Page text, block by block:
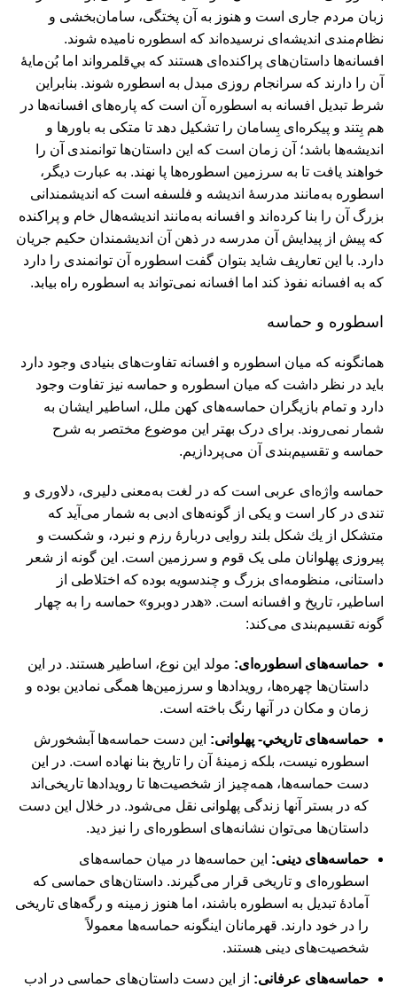
زبان مردم جاری است و هنوز به آن پختگی، سامان‌بخشی و
نظام‌مندی انديشه‌ای نرسيده‌اند كه اسطوره ناميده شوند.
افسانه‌ها داستان‌های پراكنده‌ای هستند كه بي‌قلمرو‌اند اما بُن‌مايۀ
آن را دارند كه سرانجام روزی مبدل به اسطوره شوند. بنابراين
شرط تبديل افسانه به اسطوره آن است كه پاره‌های افسانه‌ها در
هم بِتند و پيكره‌ای بِسامان را تشكيل دهد تا متكی به باورها و
انديشه‌ها باشد؛ آن زمان است كه اين داستان‌ها توانمندی آن را
خواهند يافت تا به سرزمين اسطوره‌ها پا نهند. به عبارت ديگر،
اسطوره به‌مانند مدرسۀ انديشه و فلسفه است كه انديشمندانی
بزرگ آن را بنا كرده‌اند و افسانه به‌مانند انديشه‌هال خام و پراكنده
كه پيش از پيدايش آن مدرسه در ذهن آن انديشمندان حكيم جريان
دارد. با اين تعاريف شايد بتوان گفت اسطوره آن توانمندی را دارد
كه به افسانه نفوذ كند اما افسانه نمی‌تواند به اسطوره راه بيابد.
اسطوره و حماسه
همانگونه كه ميان اسطوره و افسانه تفاوت‌های بنيادی وجود دارد
بايد در نظر داشت كه ميان اسطوره و حماسه نیز تفاوت وجود
دارد و تمام بازيگران حماسه‌های كهن ملل، اساطير ايشان به
شمار نمی‌روند. برای درک بهتر اين موضوع مختصر به شرح
حماسه و تقسيم‌بندی آن می‌پردازیم.
حماسه واژه‌ای عربی است كه در لغت به‌معنی دليری، دلاوری و
تندی در كار است و يكی از گونه‌های ادبی به شمار می‌آید كه
متشكل از يك شكل بلند روايی دربارۀ رزم و نبرد، و شكست و
پيروزی پهلوانان ملی يک قوم و سرزمين است. اين گونه از شعر
داستانی، منظومه‌ای بزرگ و چندسويه بوده كه اختلاطی از
اساطير، تاريخ و افسانه است. «هدر دوبرو» حماسه را به چهار
گونه تقسيم‌بندی می‌كند:
حماسه‌های اسطوره‌ای: مولد اين نوع، اساطير هستند. در اين
داستان‌ها چهره‌ها، رويدادها و سرزمين‌ها همگی نمادين بوده و
زمان و مكان در آنها رنگ باخته است.
حماسه‌های تاريخي- پهلوانی: اين دست حماسه‌ها آبشخورش
اسطوره نيست، بلكه زمينۀ آن را تاريخ بنا نهاده است. در اين
دست حماسه‌ها، همه‌چيز از شخصيت‌ها تا رويدادها تاريخی‌اند
كه در بستر آنها زندگی پهلوانی نقل می‌شود. در خلال اين دست
داستان‌ها می‌توان نشانه‌های اسطوره‌ای را نيز ديد.
حماسه‌های دينی: اين حماسه‌ها در ميان حماسه‌های
اسطوره‌ای و تاريخی قرار می‌گيرند. داستان‌های حماسی كه
آمادۀ تبديل به اسطوره‌ باشند، اما هنوز زمينه و رگه‌های تاريخی
را در خود دارند. قهرمانان اينگونه حماسه‌ها معمولاً
شخصيت‌های دينی هستند.
حماسه‌های عرفانی: از اين دست داستان‌های حماسی در ادب